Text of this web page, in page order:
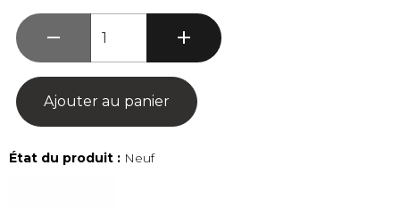
Ajouter au panier
État du produit : Neuf